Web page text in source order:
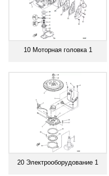
10 Моторная головка 1
20 Электрооборудование 1